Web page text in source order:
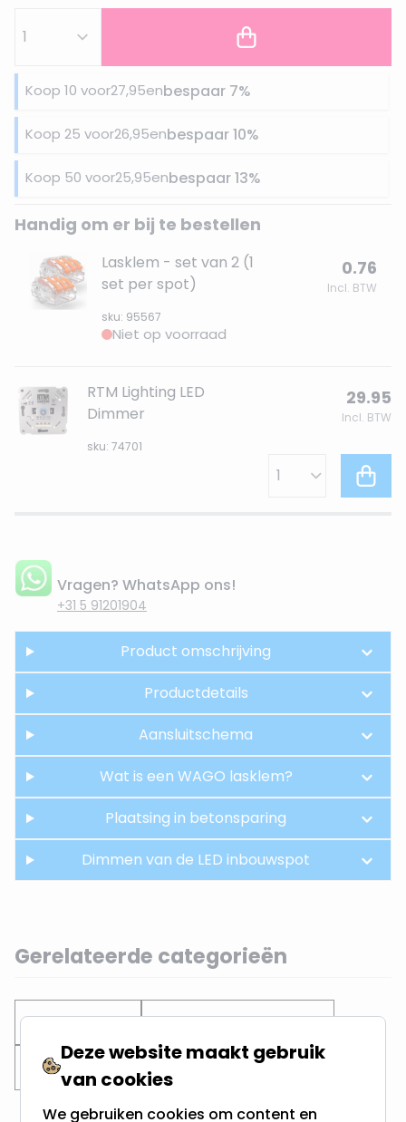
Koop 10 voor27,95enbespaar 7%
Koop 25 voor26,95enbespaar10%
Koop 50 voor25,95enbespaar13%
Handig om er bij te bestellen
Lasklem - set van 2 (1
set per spot)
sku: 95567
0.76
Incl. BTW
Niet op voorraad
RTM Lighting LED
Dimmer
sku: 74701
29.95
Incl. BTW
Vragen? WhatsApp ons!
+31 5 91201904
Product omschrijving
Productdetails
Aansluitschema
Wat is een WAGO lasklem?
Plaatsing in betonsparing
Dimmen van de LED inbouwspot
Gerelateerde categorieën
Inbouwspots Ondiepe inbouwspots
Dubbele spots Witte Inbouwspots
Deze website maakt gebruik
van cookies
We gebruiken cookies om content en